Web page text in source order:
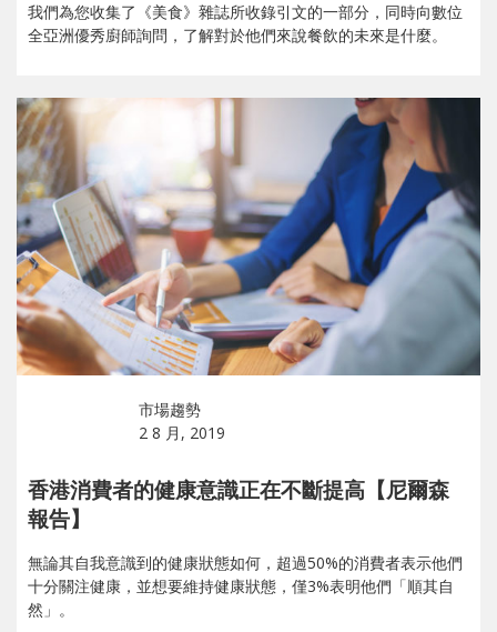
我們為您收集了《美食》雜誌所收錄引文的一部分，同時向數位
全亞洲優秀廚師詢問，了解對於他們來說餐飲的未來是什麼。
市場趨勢
2 8 月, 2019
香港消費者的健康意識正在不斷提高【尼爾森
報告】
無論其自我意識到的健康狀態如何，超過50%的消費者表示他們
十分關注健康，並想要維持健康狀態，僅3%表明他們「順其自
然」。